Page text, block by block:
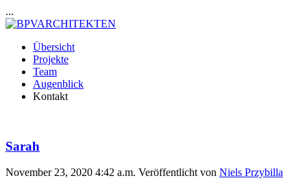
...
Übersicht
Projekte
Team
Augenblick
Kontakt
Sarah
November 23, 2020 4:42 a.m. Veröffentlicht von Niels Przybilla